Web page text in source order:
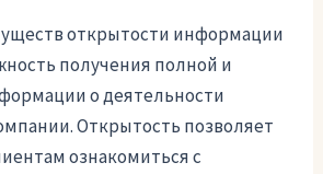
открытости информации
получения полной и
о деятельности
Открытость позволяет
ознакомиться с